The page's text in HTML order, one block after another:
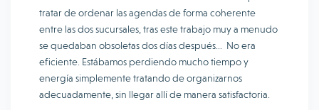
tratar de ordenar las agendas de forma coherente
entre las dos sucursales, tras este trabajo muy a menudo
se quedaban obsoletas dos días después… No era
eficiente. Estábamos perdiendo mucho tiempo y
energía simplemente tratando de organizarnos
adecuadamente, sin llegar allí de manera satisfactoria.